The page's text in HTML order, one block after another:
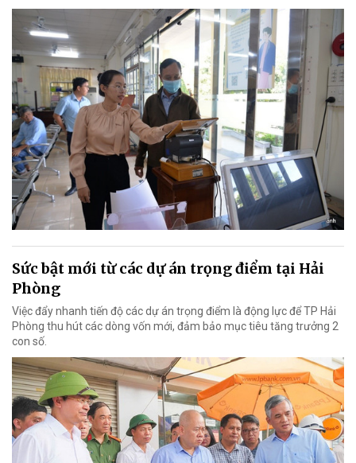
Sức bật mới từ các dự án trọng điểm tại Hải
Phòng
Việc đẩy nhanh tiến độ các dự án trọng điểm là động lực để TP Hải
Phòng thu hút các dòng vốn mới, đảm bảo mục tiêu tăng trưởng 2
con số.